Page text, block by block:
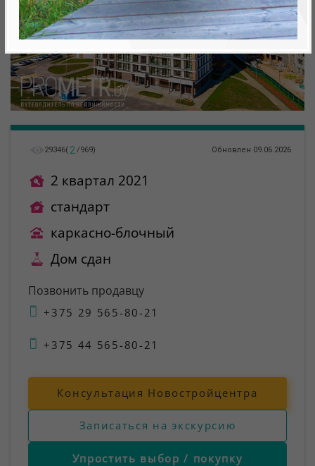
29346( 2 /969) Обновлен 09.06.2026
2 квартал 2021
стандарт
каркасно-блочный
Дом сдан
Позвонить продавцу
+375 29 565-80-21
+375 44 565-80-21
Консультация Новостройцентра
Записаться на экскурсию
Упростить выбор / покупку